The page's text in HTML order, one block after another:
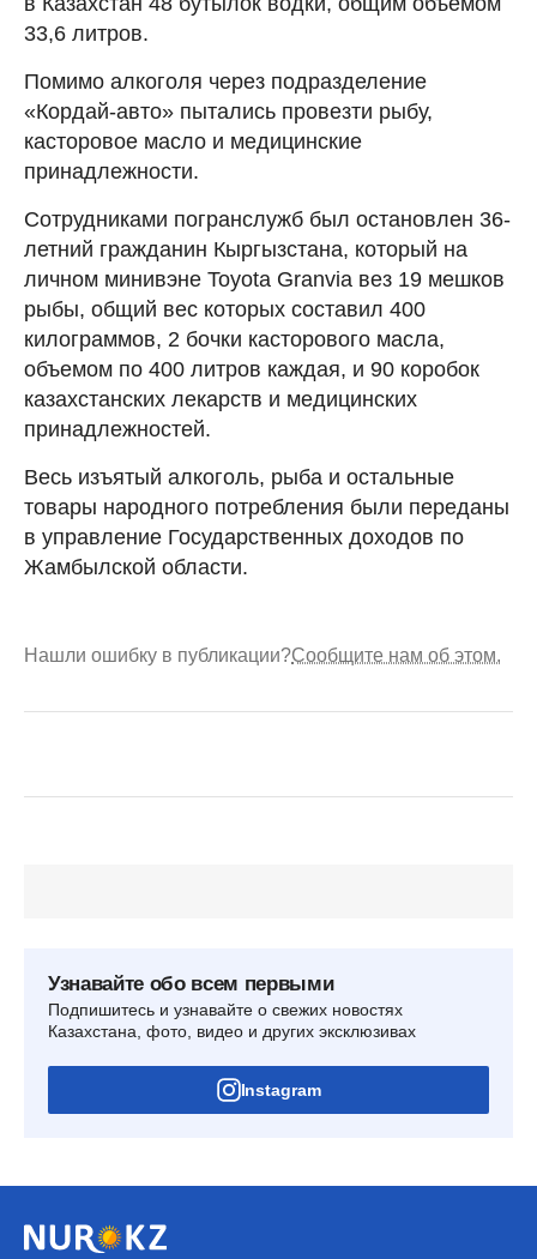
33,6 литров.
Помимо алкоголя через подразделение
«Кордай-авто» пытались провезти рыбу,
касторовое масло и медицинские
принадлежности.
Сотрудниками погранслужб был остановлен 36-
летний гражданин Кыргызстана, который на
личном минивэне Toyota Granvia вез 19 мешков
рыбы, общий вес которых составил 400
килограммов, 2 бочки касторового масла,
объемом по 400 литров каждая, и 90 коробок
казахстанских лекарств и медицинских
принадлежностей.
Весь изъятый алкоголь, рыба и остальные
товары народного потребления были переданы
в управление Государственных доходов по
Жамбылской области.
Нашли ошибку в публикации?Сообщите нам об этом.
Узнавайте обо всем первыми
Подпишитесь и узнавайте о свежих новостях
Казахстана, фото, видео и других эксклюзивах
Instagram